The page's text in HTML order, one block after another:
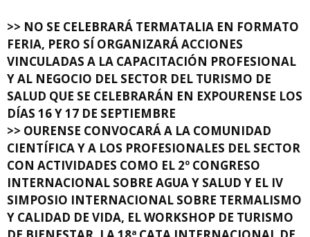
>> NO SE CELEBRARÁ TERMATALIA EN FORMATO
FERIA, PERO SÍ ORGANIZARÁ ACCIONES
VINCULADAS A LA CAPACITACIÓN PROFESIONAL
Y AL NEGOCIO DEL SECTOR DEL TURISMO DE
SALUD QUE SE CELEBRARÁN EN EXPOURENSE LOS
DÍAS 16 Y 17 DE SEPTIEMBRE
>> OURENSE CONVOCARÁ A LA COMUNIDAD
CIENTÍFICA Y A LOS PROFESIONALES DEL SECTOR
CON ACTIVIDADES COMO EL 2º CONGRESO
INTERNACIONAL SOBRE AGUA Y SALUD Y EL IV
SIMPOSIO INTERNACIONAL SOBRE TERMALISMO
Y CALIDAD DE VIDA, EL WORKSHOP DE TURISMO